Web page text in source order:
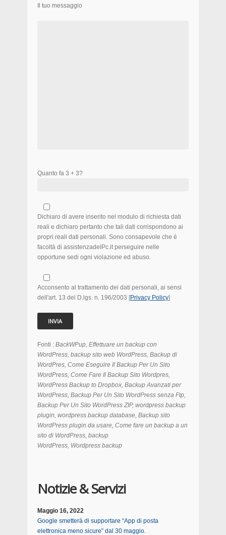
Il tuo messaggio
Quanto fa 3 + 3?
Dichiaro di avere inserito nel modulo di richiesta dati
reali e dichiaro pertanto che tali dati corrispondono ai
propri reali dati personali. Sono consapevole che è
facoltà di assistenzadelPc.it perseguire nelle
opportune sedi ogni violazione ed abuso.
Acconsento al trattamento dei dati personali, ai sensi
dell'art. 13 del D.lgs. n. 196/2003 [Privacy Policy]
Fonti : BackWPup, Effettuare un backup con
WordPress, backup sito web WordPress, Backup di
WordPres, Come Eseguire Il Backup Per Un Sito
WordPress, Come Fare Il Backup Sito Wordpres,
WordPress Backup to Dropbox, Backup Avanzati per
WordPress, Backup Per Un Sito WordPress senza Ftp,
Backup Per Un Sito WordPress ZIP, wordpress backup
plugin, wordpress backup database, Backup sito
WordPress plugin da usare, Come fare un backup a un
sito di WordPress, backup
WordPress, Wordpress backup
Notizie & Servizi
Maggio 16, 2022
Google smetterà di supportare “App di posta
elettronica meno sicure” dal 30 maggio.